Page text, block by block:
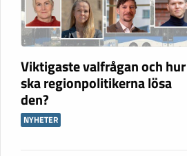
Viktigaste valfrågan och hur
ska regionpolitikerna lösa
den?
NYHETER